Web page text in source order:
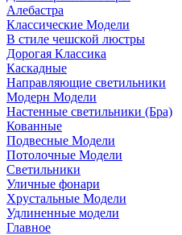
Алебастра
Классические Модели
В стиле чешской люстры
Дорогая Классика
Каскадные
Направляющие светильники
Модерн Модели
Настенные светильники (Бра)
Кованные
Подвесные Модели
Потолочные Модели
Светильники
Уличные фонари
Хрустальные Модели
Удлиненные модели
Главное